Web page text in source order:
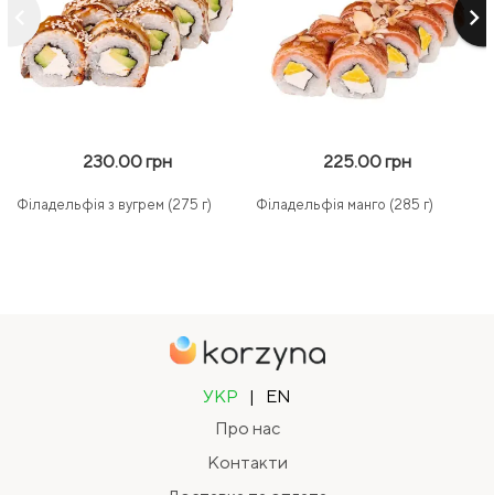
keyboard_arrow_right
230.00 грн
Філадельфія з вугрем (275 г)
225.00 грн
Філадельфія манго (285 г)
УКР |
EN
Про нас
Контакти